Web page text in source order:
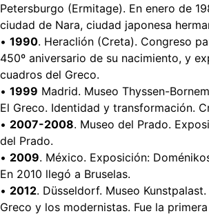
Petersburgo (Ermitage). En enero de
ciudad de Nara, ciudad japonesa
• 1990. Heraclión (Creta). Congreso
450º aniversario de su nacimiento, y
cuadros del Greco.
• 1999 Madrid. Museo Thyssen-
El Greco. Identidad y transformación.
• 2007-2008. Museo del Prado.
del Prado.
• 2009. México. Exposición:
En 2010 llegó a Bruselas.
• 2012. Düsseldorf. Museo
Greco y los modernistas. Fue la